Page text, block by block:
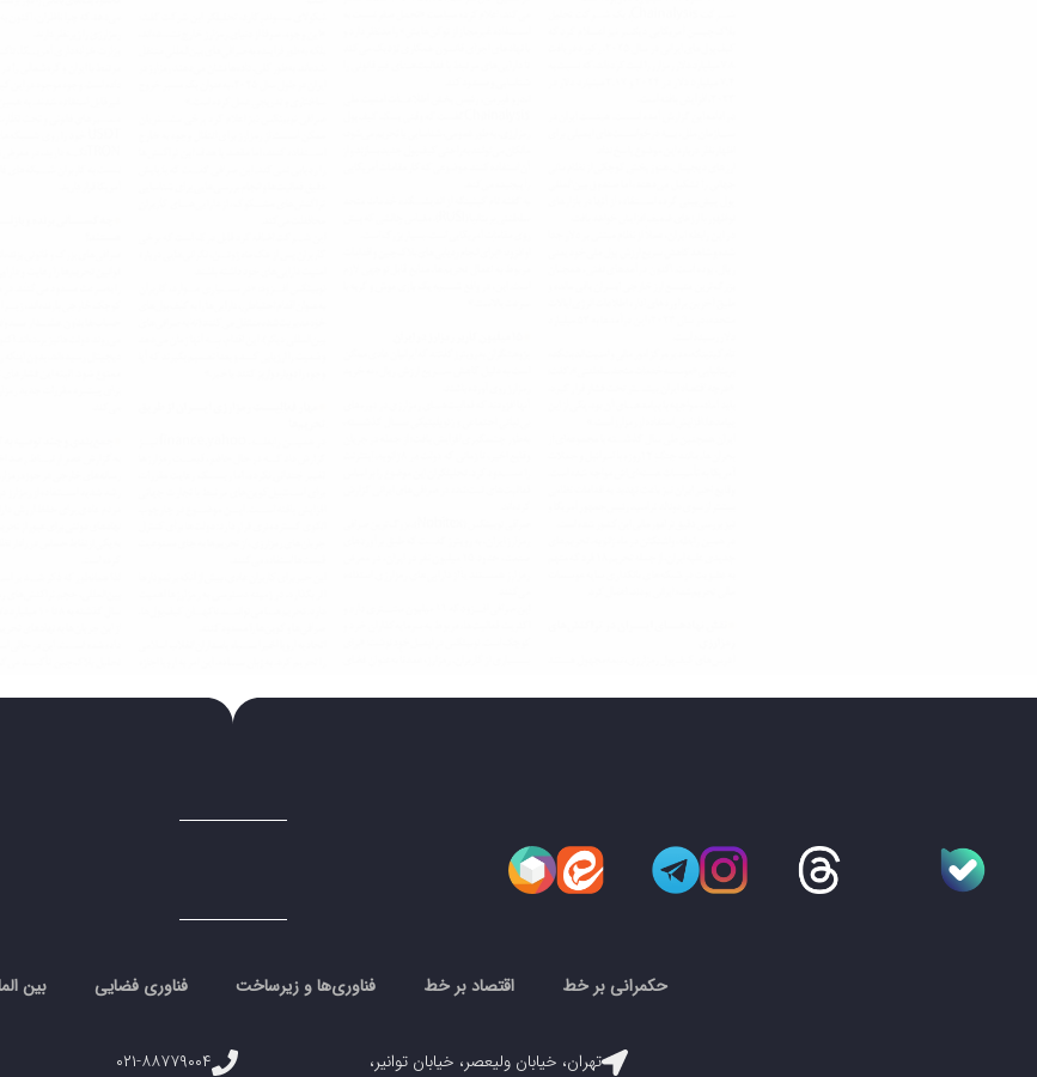
حکمرانی بر خط اقتصاد بر خط فناوری‌ها و زیرساخت فناوری فضایی بین
تهران، خیابان ولیعصر، خیابان توانیر،
۰۲۱-۸۸۷۷۹۰۰۴